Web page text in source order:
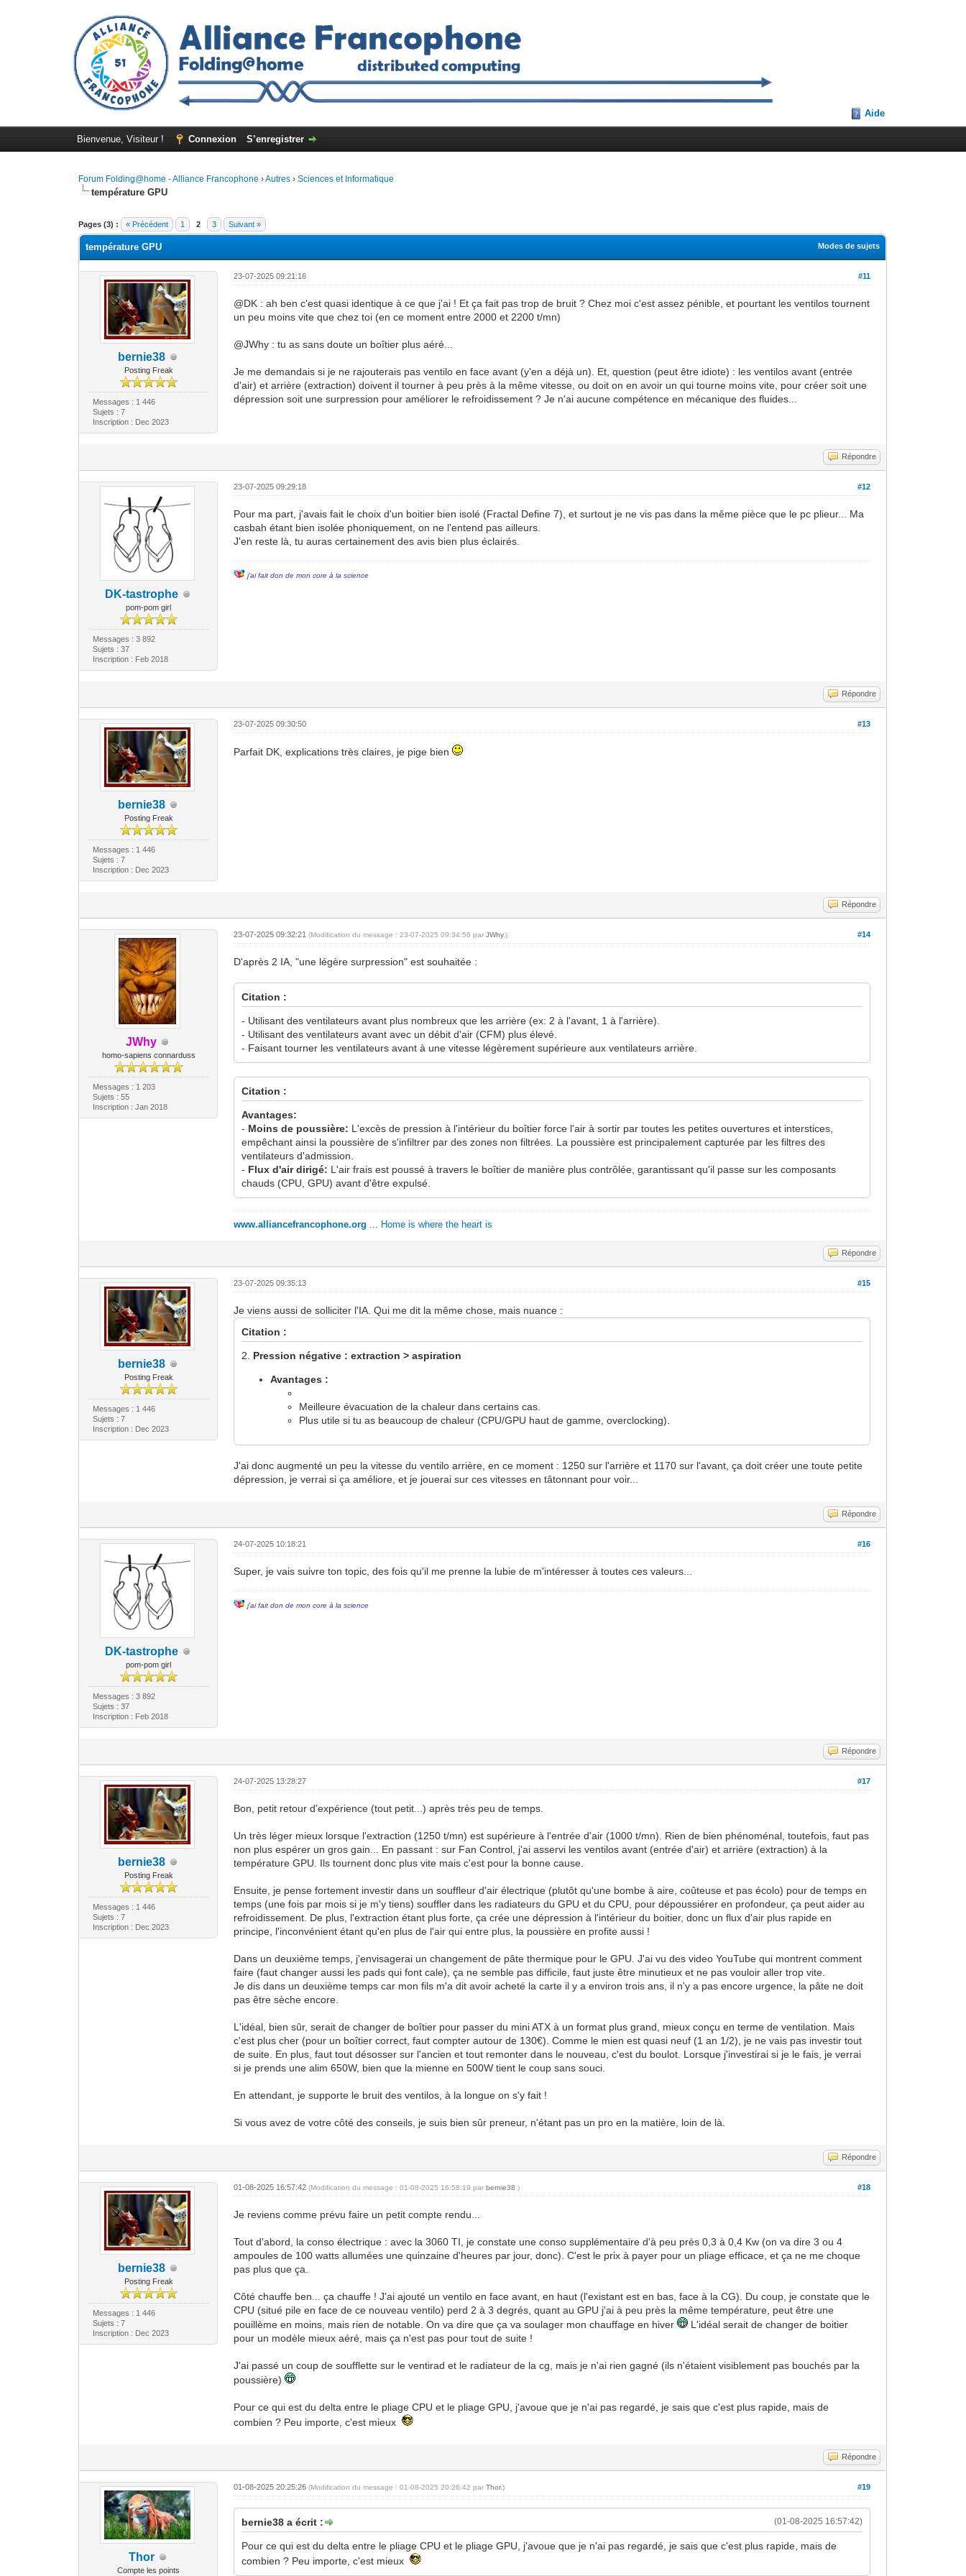
Aide
Bienvenue, Visiteur ! Connexion S’enregistrer
Forum Folding@home - Alliance Francophone ›Autres ›Sciences et Informatique
température GPU
Pages (3) : « Précédent 1 2 3 Suivant »
Modes de sujets
température GPU
bernie38
Posting Freak
Messages : 1 446
Sujets : 7
Inscription : Dec 2023
#11
23-07-2025 09:21:16
@DK : ah ben c'est quasi identique à ce que j'ai ! Et ça fait pas trop de bruit ? Chez moi c'est assez pénible, et pourtant les ventilos tournent
un peu moins vite que chez toi (en ce moment entre 2000 et 2200 t/mn)
@JWhy : tu as sans doute un boîtier plus aéré...
Je me demandais si je ne rajouterais pas ventilo en face avant (y'en a déjà un). Et, question (peut être idiote) : les ventilos avant (entrée
d'air) et arrière (extraction) doivent il tourner à peu près à la même vitesse, ou doit on en avoir un qui tourne moins vite, pour créer soit une
dépression soit une surpression pour améliorer le refroidissement ? Je n'ai aucune compétence en mécanique des fluides...
Répondre
DK-tastrophe
pom-pom girl
Messages : 3 892
Sujets : 37
Inscription : Feb 2018
#12
23-07-2025 09:29:18
Pour ma part, j'avais fait le choix d'un boitier bien isolé (Fractal Define 7), et surtout je ne vis pas dans la même pièce que le pc plieur... Ma
casbah étant bien isolée phoniquement, on ne l'entend pas ailleurs.
J'en reste là, tu auras certainement des avis bien plus éclairés.
j'ai fait don de mon core à la science
Répondre
bernie38
Posting Freak
Messages : 1 446
Sujets : 7
Inscription : Dec 2023
#13
23-07-2025 09:30:50
Parfait DK, explications très claires, je pige bien
Répondre
JWhy
homo-sapiens connarduss
Messages : 1 203
Sujets : 55
Inscription : Jan 2018
#14
23-07-2025 09:32:21(Modification du message : 23-07-2025 09:34:56 parJWhy.)
D'après 2 IA, "une légère surpression" est souhaitée :
Citation :
- Utilisant des ventilateurs avant plus nombreux que les arrière (ex: 2 à l'avant, 1 à l'arrière).
- Utilisant des ventilateurs avant avec un débit d'air (CFM) plus élevé.
- Faisant tourner les ventilateurs avant à une vitesse légèrement supérieure aux ventilateurs arrière.
Citation :
Avantages:
- Moins de poussière: L'excès de pression à l'intérieur du boîtier force l'air à sortir par toutes les petites ouvertures et interstices,
empêchant ainsi la poussière de s'infiltrer par des zones non filtrées. La poussière est principalement capturée par les filtres des
ventilateurs d'admission.
- Flux d'air dirigé: L'air frais est poussé à travers le boîtier de manière plus contrôlée, garantissant qu'il passe sur les composants
chauds (CPU, GPU) avant d'être expulsé.
www.alliancefrancophone.org ... Home is where the heart is
Répondre
bernie38
Posting Freak
Messages : 1 446
Sujets : 7
Inscription : Dec 2023
#15
23-07-2025 09:35:13
Je viens aussi de solliciter l'IA. Qui me dit la même chose, mais nuance :
Citation :
2. Pression négative : extraction > aspiration
Avantages :
Meilleure évacuation de la chaleur dans certains cas.
Plus utile si tu as beaucoup de chaleur (CPU/GPU haut de gamme, overclocking).
J'ai donc augmenté un peu la vitesse du ventilo arrière, en ce moment : 1250 sur l'arrière et 1170 sur l'avant, ça doit créer une toute petite
dépression, je verrai si ça améliore, et je jouerai sur ces vitesses en tâtonnant pour voir...
Répondre
DK-tastrophe
pom-pom girl
Messages : 3 892
Sujets : 37
Inscription : Feb 2018
#16
24-07-2025 10:18:21
Super, je vais suivre ton topic, des fois qu'il me prenne la lubie de m'intéresser à toutes ces valeurs...
j'ai fait don de mon core à la science
Répondre
bernie38
Posting Freak
Messages : 1 446
Sujets : 7
Inscription : Dec 2023
#17
24-07-2025 13:28:27
Bon, petit retour d'expérience (tout petit...) après très peu de temps.
Un très léger mieux lorsque l'extraction (1250 t/mn) est supérieure à l'entrée d'air (1000 t/mn). Rien de bien phénoménal, toutefois, faut pas
non plus espérer un gros gain... En passant : sur Fan Control, j'ai asservi les ventilos avant (entrée d'air) et arrière (extraction) à la
température GPU. Ils tournent donc plus vite mais c'est pour la bonne cause.
Ensuite, je pense fortement investir dans un souffleur d'air électrique (plutôt qu'une bombe à aire, coûteuse et pas écolo) pour de temps en
temps (une fois par mois si je m'y tiens) souffler dans les radiateurs du GPU et du CPU, pour dépoussiérer en profondeur, ça peut aider au
refroidissement. De plus, l'extraction étant plus forte, ça crée une dépression à l'intérieur du boitier, donc un flux d'air plus rapide en
principe, l'inconvénient étant qu'en plus de l'air qui entre plus, la poussière en profite aussi !
Dans un deuxième temps, j'envisagerai un changement de pâte thermique pour le GPU. J'ai vu des video YouTube qui montrent comment
faire (faut changer aussi les pads qui font cale), ça ne semble pas difficile, faut juste être minutieux et ne pas vouloir aller trop vite.
Je dis dans un deuxième temps car mon fils m'a dit avoir acheté la carte il y a environ trois ans, il n'y a pas encore urgence, la pâte ne doit
pas être sèche encore.
L'idéal, bien sûr, serait de changer de boîtier pour passer du mini ATX à un format plus grand, mieux conçu en terme de ventilation. Mais
c'est plus cher (pour un boîtier correct, faut compter autour de 130€). Comme le mien est quasi neuf (1 an 1/2), je ne vais pas investir tout
de suite. En plus, faut tout désosser sur l'ancien et tout remonter dans le nouveau, c'est du boulot. Lorsque j'investirai si je le fais, je verrai
si je prends une alim 650W, bien que la mienne en 500W tient le coup sans souci.
En attendant, je supporte le bruit des ventilos, à la longue on s'y fait !
Si vous avez de votre côté des conseils, je suis bien sûr preneur, n'étant pas un pro en la matière, loin de là.
Répondre
bernie38
Posting Freak
Messages : 1 446
Sujets : 7
Inscription : Dec 2023
#18
01-08-2025 16:57:42(Modification du message : 01-08-2025 16:58:19 parbernie38 .)
Je reviens comme prévu faire un petit compte rendu...
Tout d'abord, la conso électrique : avec la 3060 TI, je constate une conso supplémentaire d'à peu près 0,3 à 0,4 Kw (on va dire 3 ou 4
ampoules de 100 watts allumées une quinzaine d'heures par jour, donc). C'est le prix à payer pour un pliage efficace, et ça ne me choque
pas plus que ça.
Côté chauffe ben... ça chauffe ! J'ai ajouté un ventilo en face avant, en haut (l'existant est en bas, face à la CG). Du coup, je constate que le
CPU (situé pile en face de ce nouveau ventilo) perd 2 à 3 degrés, quant au GPU j'ai à peu près la même température, peut être une
pouillème en moins, mais rien de notable. On va dire que ça va soulager mon chauffage en hiver
L'idéal serait de changer de boitier
pour un modèle mieux aéré, mais ça n'est pas pour tout de suite !
J'ai passé un coup de soufflette sur le ventirad et le radiateur de la cg, mais je n'ai rien gagné (ils n'étaient visiblement pas bouchés par la
poussière)
Pour ce qui est du delta entre le pliage CPU et le pliage GPU, j'avoue que je n'ai pas regardé, je sais que c'est plus rapide, mais de
combien ? Peu importe, c'est mieux
Répondre
Thor
Compte les points
#19
01-08-2025 20:25:26(Modification du message : 01-08-2025 20:26:42 parThor.)
(01-08-2025 16:57:42)
bernie38 a écrit :
Pour ce qui est du delta entre le pliage CPU et le pliage GPU, j'avoue que je n'ai pas regardé, je sais que c'est plus rapide, mais de
combien ? Peu importe, c'est mieux